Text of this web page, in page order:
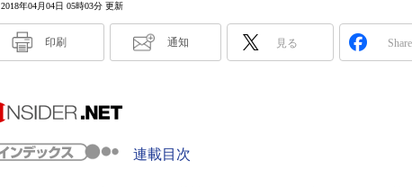
2018年04月04日 05時03分 更新
印刷 通知 見る Share
連載目次